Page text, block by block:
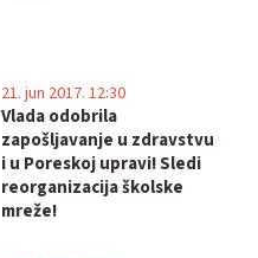
Vlada odobrila
zapošljavanje u zdravstvu
i u Poreskoj upravi! Sledi
reorganizacija školske
mreže!
21. jun 2017. 12:30